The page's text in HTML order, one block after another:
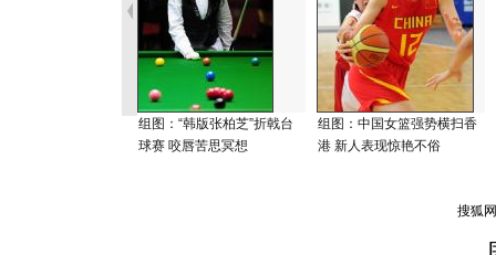
组图：“韩版张柏芝”折戟台
球赛 咬唇苦思冥想
组图：中国女篮强势横扫香
港 新人表现惊艳不俗